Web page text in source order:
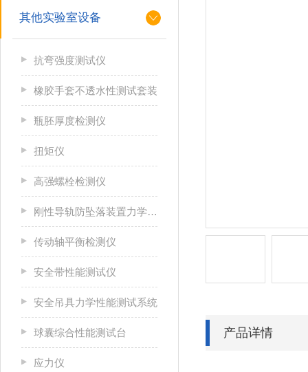
其他实验室设备
抗弯强度测试仪
橡胶手套不透水性测试套装
瓶胚厚度检测仪
扭矩仪
高强螺栓检测仪
刚性导轨防坠落装置力学性能测试系统
传动轴平衡检测仪
安全带性能测试仪
安全吊具力学性能测试系统
球囊综合性能测试台
应力仪
产品详情